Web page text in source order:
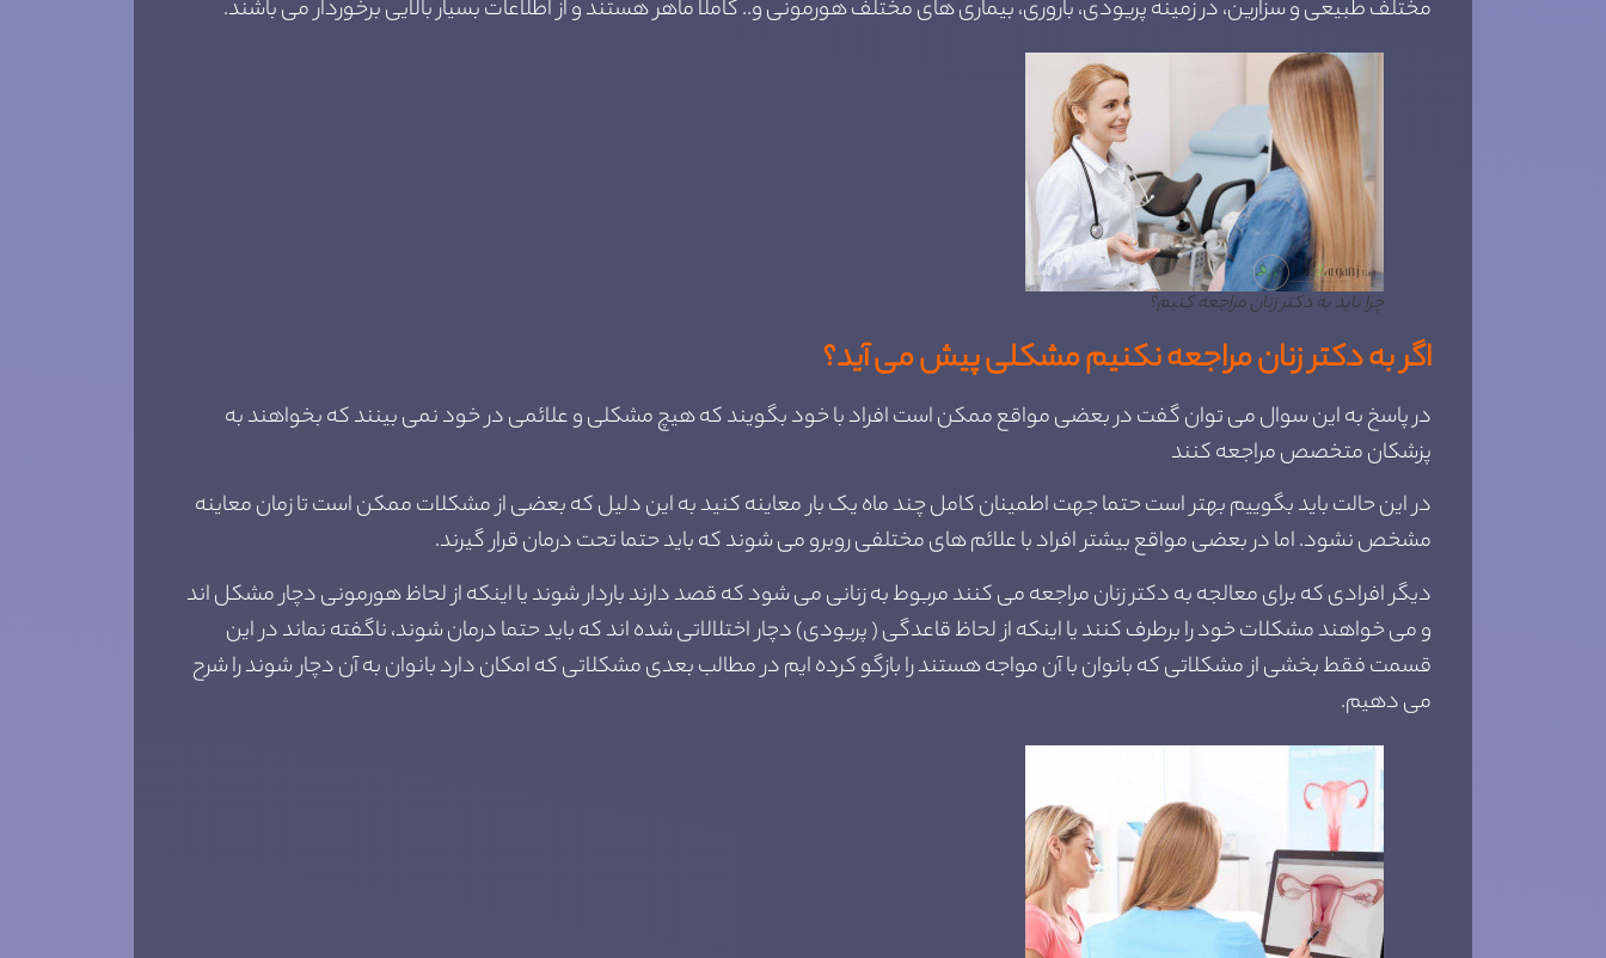
مختلف طبیعی و سزارین، در زمینه پریودی، باروری، بیماری های مختلف هورمونی و.. کاملا ماهر هستند و از اطلاعات بسیار بالایی برخوردار می باشند.
چرا باید به دکتر زنان مراجعه کنیم؟
اگر به دکتر زنان مراجعه نکنیم مشکلی پیش می آید؟
در پاسخ به این سوال می توان گفت در بعضی مواقع ممکن است افراد با خود بگویند که هیچ مشکلی و علائمی در خود نمی بینند که بخواهند به
پزشکان متخصص مراجعه کنند
در این حالت باید بگوییم بهتر است حتما جهت اطمینان کامل چند ماه یک بار معاینه کنید به این دلیل که بعضی از مشکلات ممکن است تا زمان معاینه
مشخص نشود. اما در بعضی مواقع بیشتر افراد با علائم های مختلفی روبرو می شوند که باید حتما تحت درمان قرار گیرند.
دیگر افرادی که برای معالجه به دکتر زنان مراجعه می کنند مربوط به زنانی می شود که قصد دارند باردار شوند یا اینکه از لحاظ هورمونی دچار مشکل اند
و می خواهند مشکلات خود را برطرف کنند یا اینکه از لحاظ قاعدگی ( پریودی) دچار اختلالاتی شده اند که باید حتما درمان شوند، ناگفته نماند در این
قسمت فقط بخشی از مشکلاتی که بانوان با آن مواجه هستند را بازگو کرده ایم در مطالب بعدی مشکلاتی که امکان دارد بانوان به آن دچار شوند را شرح
می دهیم.